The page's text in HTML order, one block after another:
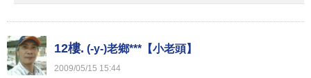
12樓. (-y-)老鄉***【小老頭】
2009/05/15 15:44